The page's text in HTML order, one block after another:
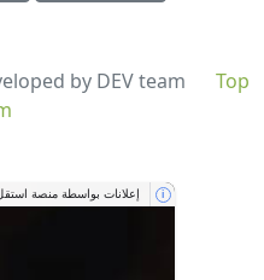
Top
by DEV team
إعلانات بواسطة منصة i